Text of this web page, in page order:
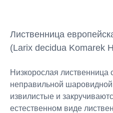
Лиственница
(Larix decidua Komarek
Низкорослая лиственница
неправильной
извилистые и
естественном виде